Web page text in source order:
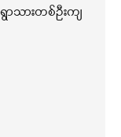
သားတစ်ဦးကျ